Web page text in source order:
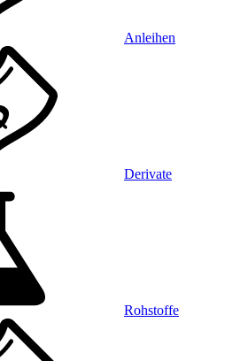
Anleihen
Derivate
Rohstoffe